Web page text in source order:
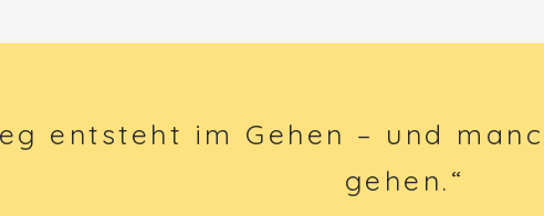
entsteht im Gehen – und
gehen.“